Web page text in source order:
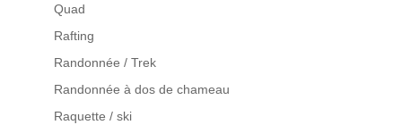
Quad
Rafting
Randonnée / Trek
Randonnée à dos de chameau
Raquette / ski